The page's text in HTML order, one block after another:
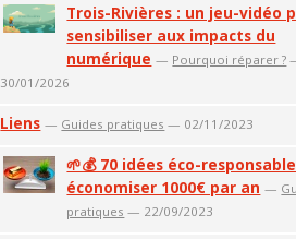
Trois-Rivières : un jeu-vidéo
sensibiliser aux impacts du
numérique — Pourquoi réparer ?
30/01/2026
Liens — Guides pratiques — 02/11/2023
🌱💰 70 idées éco-
économiser 1000€ par an —
pratiques — 22/09/2023